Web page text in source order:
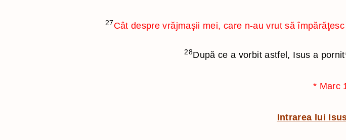
27 Cât despre vrăjmaşii mei, care n-au vrut să
28După ce a vorbit astfel, Isus a pornit
* Marc
Intrarea lui